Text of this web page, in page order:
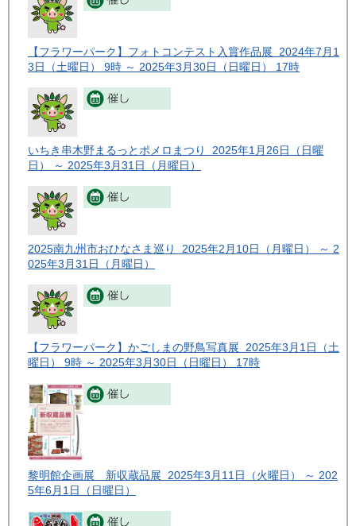
【フラワーパーク】フォトコンテスト入賞作品展 2024年7月1
3日（土曜日） 9時 ～ 2025年3月30日（日曜日） 17時
いちき串木野まるっとポメロまつり 2025年1月26日（日曜
日） ～ 2025年3月31日（月曜日）
2025南九州市おひなさま巡り 2025年2月10日（月曜日） ～ 2
025年3月31日（月曜日）
【フラワーパーク】かごしまの野鳥写真展 2025年3月1日（土
曜日） 9時 ～ 2025年3月30日（日曜日） 17時
黎明館企画展 新収蔵品展 2025年3月11日（火曜日） ～ 202
5年6月1日（日曜日）